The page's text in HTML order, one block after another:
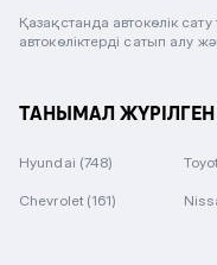
Қазақстанда автокөлік
автокөліктерді сатып алу
ТАНЫМАЛ ЖҮРІЛГЕН
Hyundai (748)
Chevrolet (161)